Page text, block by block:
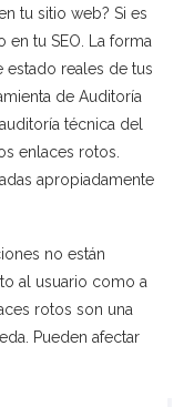
tu sitio web? Si es
en tu SEO. La forma
reales de tus
de Auditoría
técnica del
enlaces rotos.
apropiadamente
no están
al usuario como a
rotos son una
Pueden afectar